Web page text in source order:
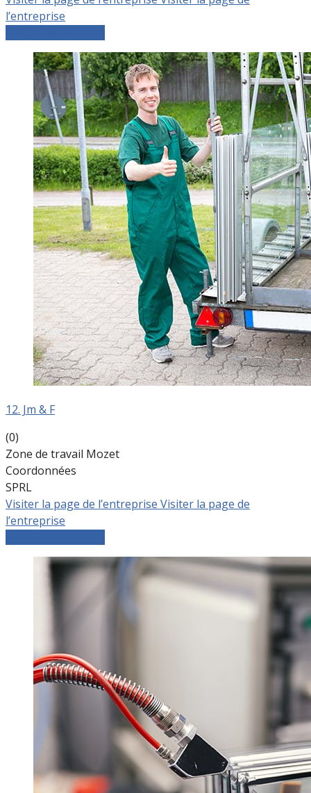
l’entreprise
12. Jm & F
(0)
Zone de travail Mozet
Coordonnées
SPRL
Visiter la page de l’entreprise Visiter la page de
l’entreprise